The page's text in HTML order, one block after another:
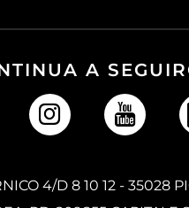
A
4/D 8 10 12 - 35028